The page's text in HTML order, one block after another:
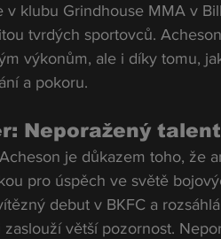
v klubu Grindhouse MMA v
tvrdých sportovců.
výkonům, ale i díky tomu,
a pokoru.
Neporažený
je důkazem toho, že
pro úspěch ve světě
debut v BKFC a
zaslouží větší pozornost.